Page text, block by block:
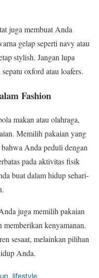
juga membuat Anda
gelap seperti navy atau
stylish. Jangan lupa
oxford atau loafers.
Fashion
makan atau olahraga,
Memilih pakaian yang
Anda peduli dengan
pada aktivitas fisik
buat dalam hidup sehari-
juga memilih pakaian
kenyamanan.
sesaat, melainkan pilihan
Anda.
, lifestyle